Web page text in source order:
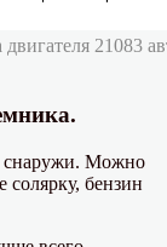
21083
снаружи. Можно
солярку, бензин